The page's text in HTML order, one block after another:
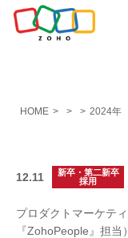
HOME > > > 2024年
12.11
新卒・第二新卒
採用
プロダクトマーケテ
『ZohoPeople』担